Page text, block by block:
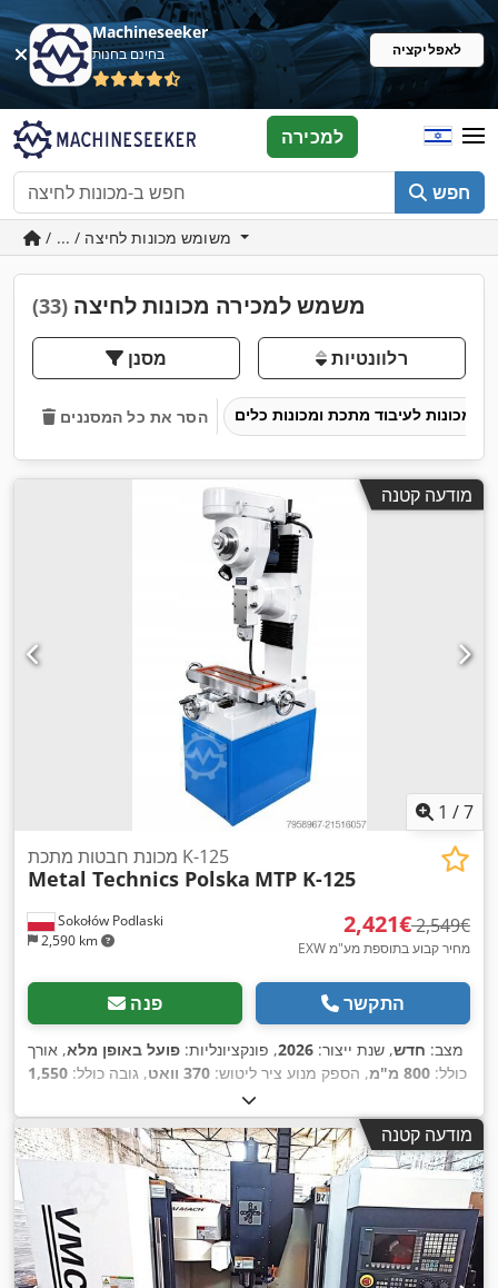
Machineseeker
בחינם בחנות לאפליקציה
חפש
למכירה
משמש למכירה מכונות לחיצה (33)
מסנן רלוונטיות
הסר את כל המסננים
מודעה קטנה
1 /7
Sokołów Podlaski
2,590 km
מכונת חבטות מתכת K-125
Metal Technics Polska MTP K-125
‏2,421 ‏€ ‏2,549 ‏€
EXW מחיר קבוע בתוספת מע"מ
פנה התקשר
מצב: חדש, שנת ייצור: 2026, פונקציונליות: פועל באופן מלא, אורך
כולל: 800 מ"מ , הספק מנוע ציר ליטוש: 370 וואט , גובה כולל: 1,550
, משקל כולל:
220 מ"מ, אורך ההזנה ציר Y: 220 מ"מ, אורך ההזנה ציר Z:200
מ"מ, מתח כניסה: 400 V , כוח:0.37 קילוואט (0.50 כ"ס) ,
מודעה קטנה